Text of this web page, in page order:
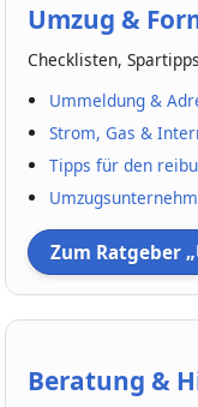
Umzug &
Checklisten,
Ummeldung &
Strom, Gas &
Tipps für den
Zum Ratgeber
Beratung &